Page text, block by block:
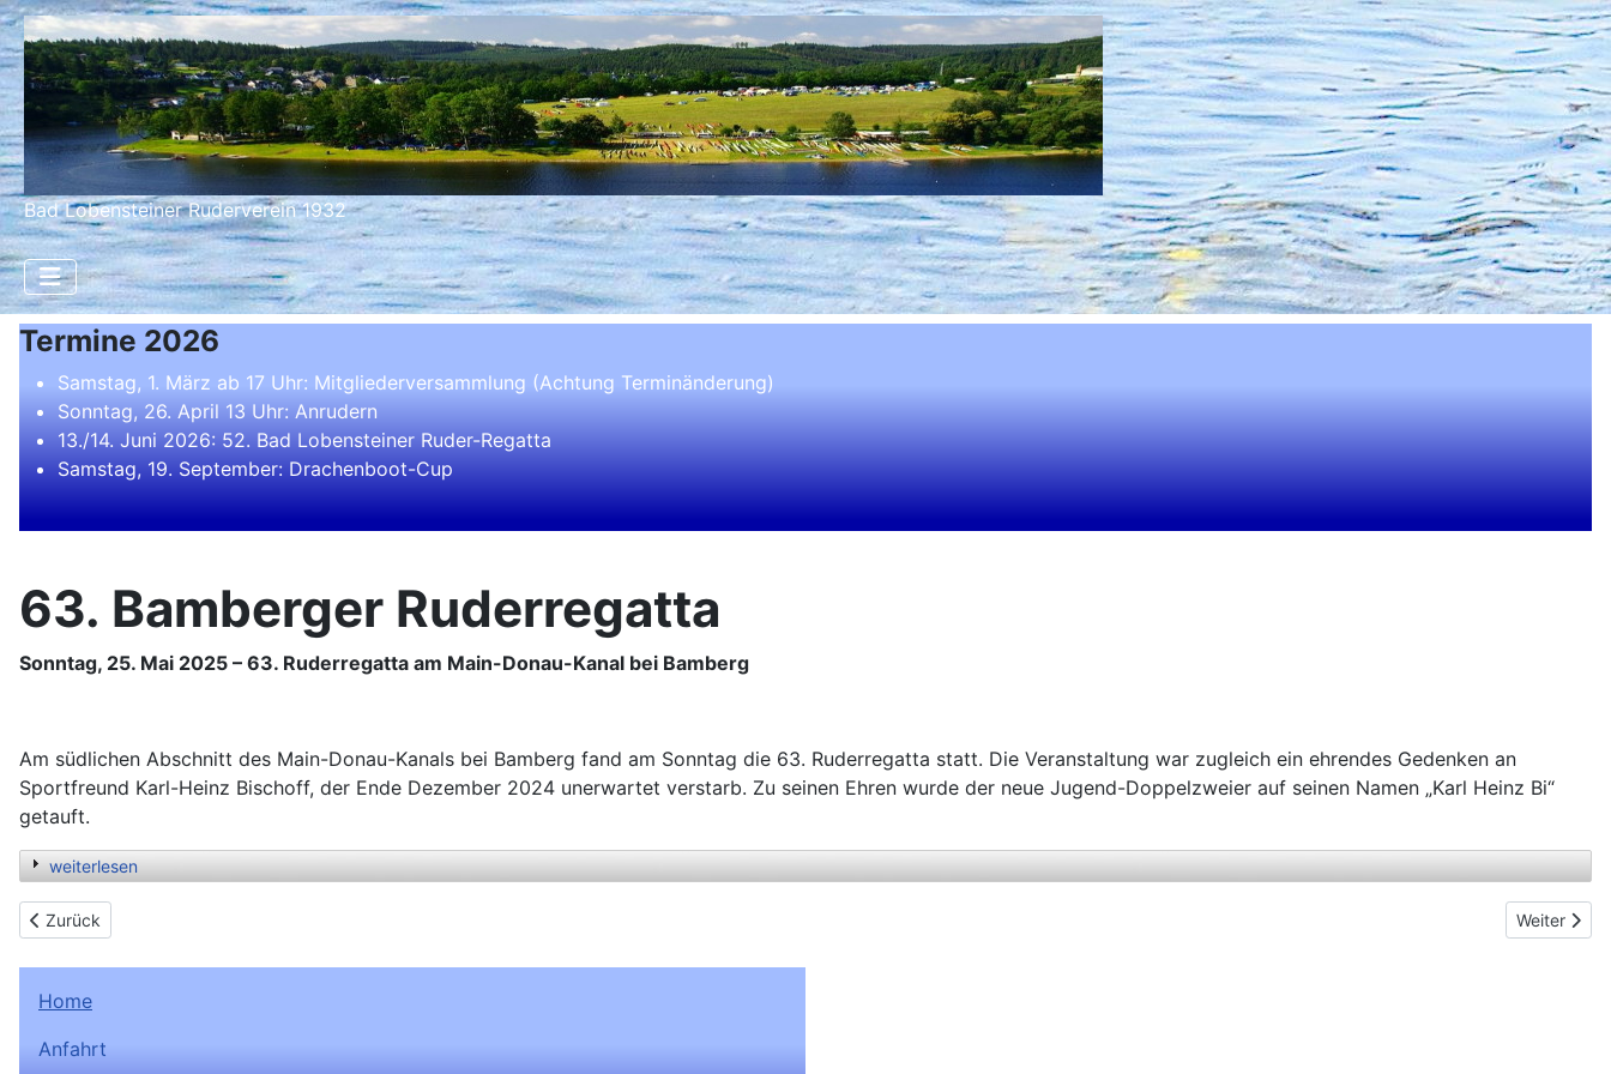
Bad Lobensteiner Ruderverein 1932
Termine 2026
Samstag, 1. März ab 17 Uhr: Mitgliederversammlung (Achtung Terminänderung)
Sonntag, 26. April 13 Uhr: Anrudern
13./14. Juni 2026: 52. Bad Lobensteiner Ruder-Regatta
Samstag, 19. September: Drachenboot-Cup
63. Bamberger Ruderregatta
Sonntag, 25. Mai 2025 – 63. Ruderregatta am Main-Donau-Kanal bei Bamberg
Am südlichen Abschnitt des Main-Donau-Kanals bei Bamberg fand am Sonntag die 63. Ruderregatta statt. Die Veranstaltung war zugleich ein ehrendes Gedenken an
Sportfreund Karl-Heinz Bischoff, der Ende Dezember 2024 unerwartet verstarb. Zu seinen Ehren wurde der neue Jugend-Doppelzweier auf seinen Namen „Karl Heinz Bi“
getauft.
weiterlesen
Previous article: Ergo-Wettkampf Roßleben
Zurück Next
Weiter
Home
Anfahrt